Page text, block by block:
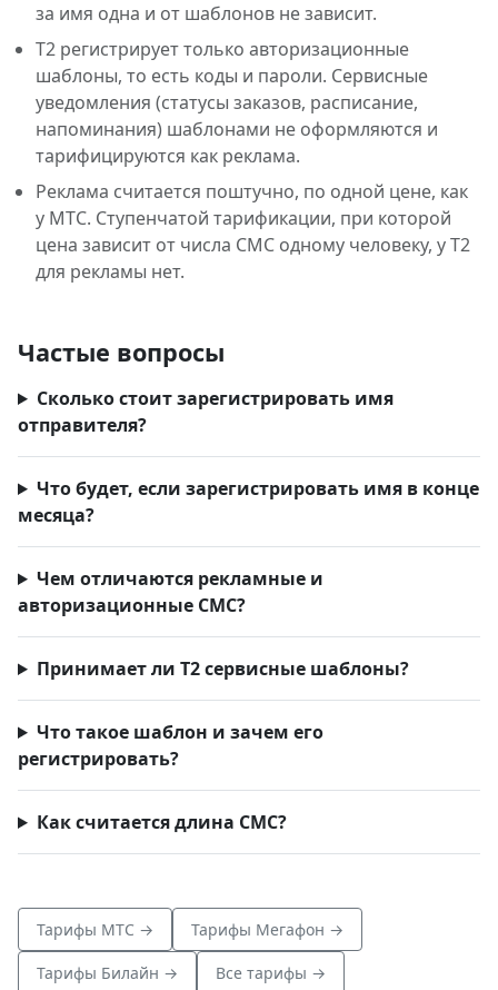
за имя одна и от шаблонов не зависит.
Т2 регистрирует только авторизационные
шаблоны, то есть коды и пароли. Сервисные
уведомления (статусы заказов, расписание,
напоминания) шаблонами не оформляются и
тарифицируются как реклама.
Реклама считается поштучно, по одной цене, как
у МТС. Ступенчатой тарификации, при которой
цена зависит от числа СМС одному человеку, у Т2
для рекламы нет.
Частые вопросы
Сколько стоит зарегистрировать имя
отправителя?
Что будет, если зарегистрировать имя в конце
месяца?
Чем отличаются рекламные и
авторизационные СМС?
Принимает ли Т2 сервисные шаблоны?
Что такое шаблон и зачем его
регистрировать?
Как считается длина СМС?
Тарифы МТС → Тарифы Мегафон →
Тарифы Билайн → Все тарифы →